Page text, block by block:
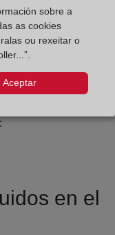
en el
sobre a
as cookies
ou rexeitar o
Aceptar